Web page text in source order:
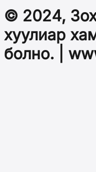
© 2024,
хуулиар
болно. |